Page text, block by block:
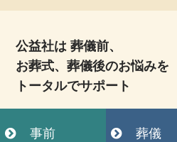
公益社は 葬儀前、
お葬式、葬儀後のお悩みを
トータルでサポート
事前 葬儀